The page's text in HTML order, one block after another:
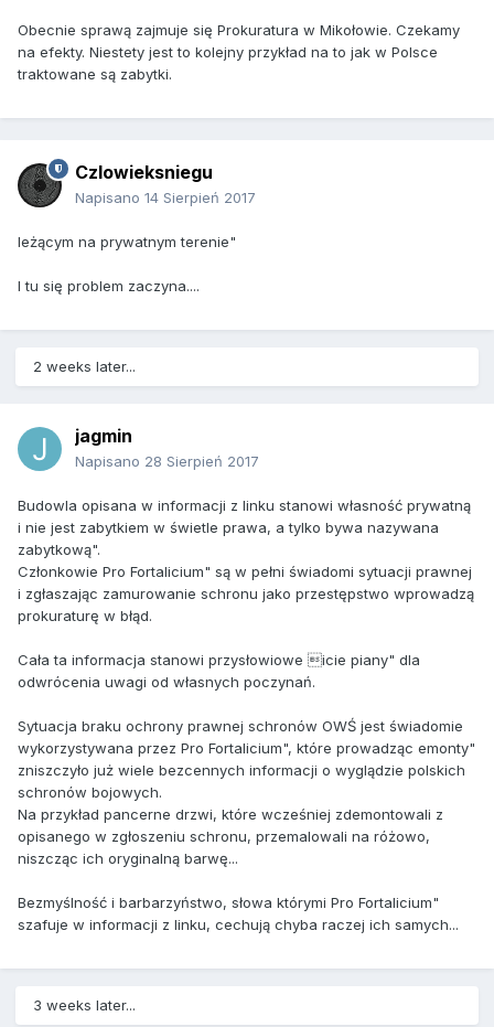
Obecnie sprawą zajmuje się Prokuratura w Mikołowie. Czekamy
na efekty. Niestety jest to kolejny przykład na to jak w Polsce
traktowane są zabytki.
Czlowieksniegu
Napisano 14 Sierpień 2017
leżącym na prywatnym terenie"
I tu się problem zaczyna....
2 weeks later...
jagmin
Napisano 28 Sierpień 2017
Budowla opisana w informacji z linku stanowi własność prywatną
i nie jest zabytkiem w świetle prawa, a tylko bywa nazywana
zabytkową".
Członkowie Pro Fortalicium" są w pełni świadomi sytuacji prawnej
i zgłaszając zamurowanie schronu jako przestępstwo wprowadzą
prokuraturę w błąd.
Cała ta informacja stanowi przysłowiowe icie piany" dla
odwrócenia uwagi od własnych poczynań.
Sytuacja braku ochrony prawnej schronów OWŚ jest świadomie
wykorzystywana przez Pro Fortalicium", które prowadząc emonty"
zniszczyło już wiele bezcennych informacji o wyglądzie polskich
schronów bojowych.
Na przykład pancerne drzwi, które wcześniej zdemontowali z
opisanego w zgłoszeniu schronu, przemalowali na różowo,
niszcząc ich oryginalną barwę...
Bezmyślność i barbarzyństwo, słowa którymi Pro Fortalicium"
szafuje w informacji z linku, cechują chyba raczej ich samych...
3 weeks later...